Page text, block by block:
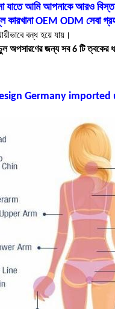
যাতে আমি আপনাকে আরও
কারখানা OEM ODM সেবা
বন্ধ হয়ে যায়।
চুল অপসারণের জন্য সব 6 টি
Germany